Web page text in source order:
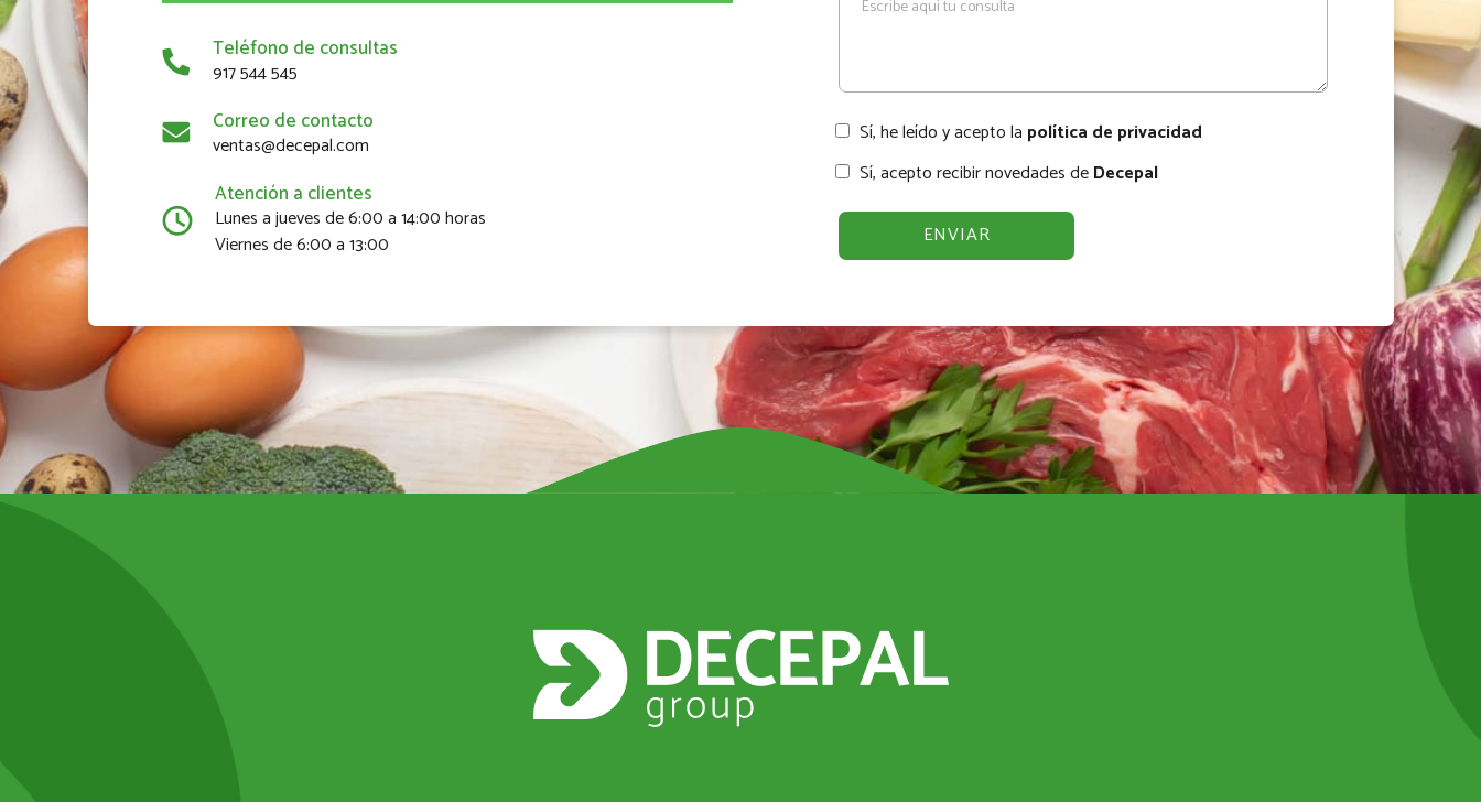
Teléfono de consultas
917 544 545
Correo de contacto
ventas@decepal.com
Atención a clientes
Lunes a jueves de 6:00 a 14:00 horas
Viernes de 6:00 a 13:00
Sí, he leído y acepto la política de privacidad
Sí, acepto recibir novedades deDecepal